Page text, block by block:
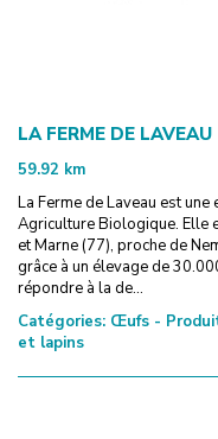
LA FERME DE LAVEAU
59.92 km
La Ferme de Laveau est
Agriculture Biologique. Elle
et Marne (77), proche de
grâce à un élevage de
répondre à la de...
Catégories: Œufs -
et lapins